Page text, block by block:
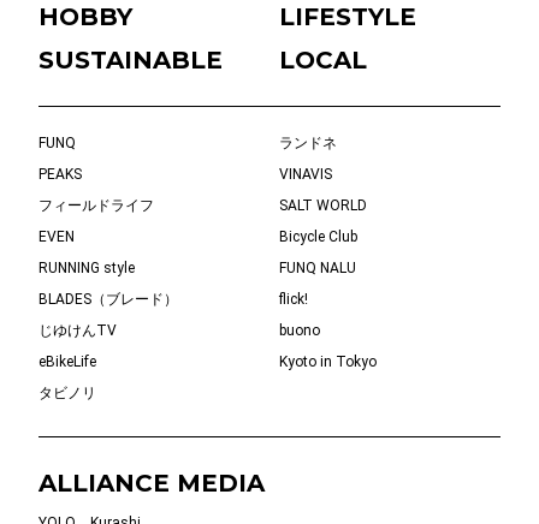
HOBBY
LIFESTYLE
SUSTAINABLE
LOCAL
FUNQ
ランドネ
PEAKS
VINAVIS
フィールドライフ
SALT WORLD
EVEN
Bicycle Club
RUNNING style
FUNQ NALU
BLADES（ブレード）
flick!
じゆけんTV
buono
eBikeLife
Kyoto in Tokyo
タビノリ
ALLIANCE MEDIA